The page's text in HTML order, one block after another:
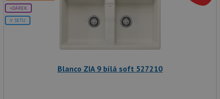
+DÁREK
V SETU
Blanco ZIA 9 bílá soft 527210